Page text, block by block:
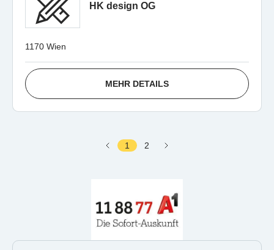
HK design OG
1170 Wien
MEHR DETAILS
1 2